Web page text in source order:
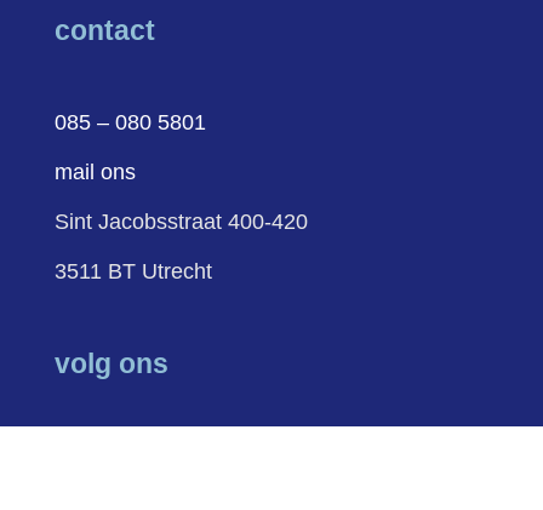
contact
085 – 080 5801
mail ons
Sint Jacobsstraat 400-420
3511 BT Utrecht
volg ons